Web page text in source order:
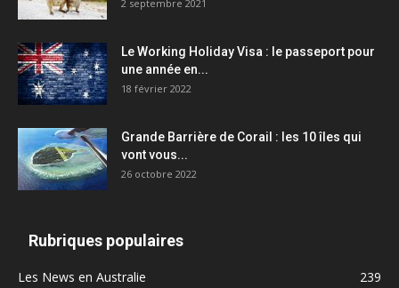
2 septembre 2021
Le Working Holiday Visa : le passeport pour
une année en...
18 février 2022
Grande Barrière de Corail : les 10 îles qui
vont vous...
26 octobre 2022
Rubriques populaires
Les News en Australie
239